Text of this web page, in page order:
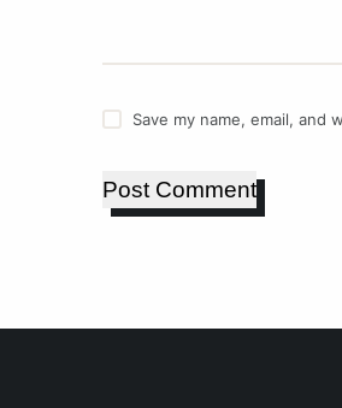
Save my name, email,
Post Comment